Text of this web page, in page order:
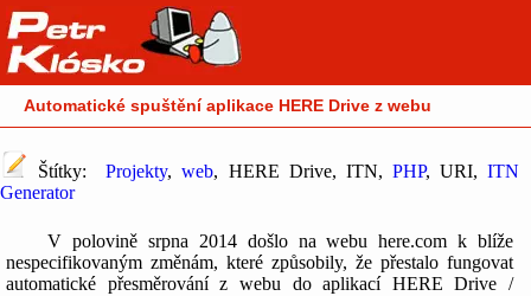
Automatické spuštění aplikace HERE Drive z webu
Štítky:Projekty,web, HERE Drive, ITN, PHP, URI,ITN
Generator
V polovině srpna 2014 došlo na webu here.com k blíže
nespecifikovaným změnám, které způsobily, že přestalo fungovat
automatické přesměrování z webu do aplikací HERE Drive /